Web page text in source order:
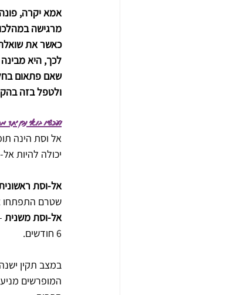
אמא יקרה,
מרגישה
כאשר את
לכך, היא
שאם פתאום
ולטפל בזה
ועכשיו בואי נבין
אל וסת הינה
יכולה להיות
אל-וסת
שטרם התפתחו
אל-וסת משנית
6 חודשים.
במצב תקין
המופרשים